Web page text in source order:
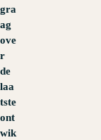
gra
ag
ove
r
de
laa
tste
ont
wik